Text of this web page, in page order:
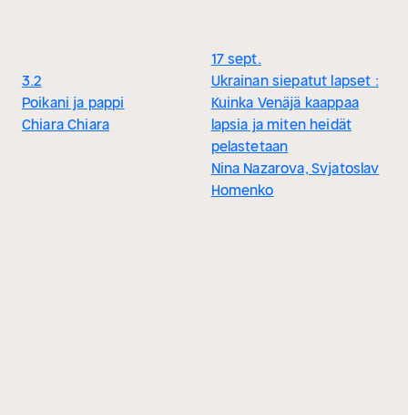
3.2
Poikani ja pappi
Chiara Chiara
17 sept.
Ukrainan siepatut lapset :
Kuinka Venäjä kaappaa
lapsia ja miten heidät
pelastetaan
Nina Nazarova, Svjatoslav
Homenko